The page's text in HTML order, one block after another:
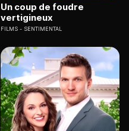
Un coup de foudre
vertigineux
FILMS SENTIMENTAL